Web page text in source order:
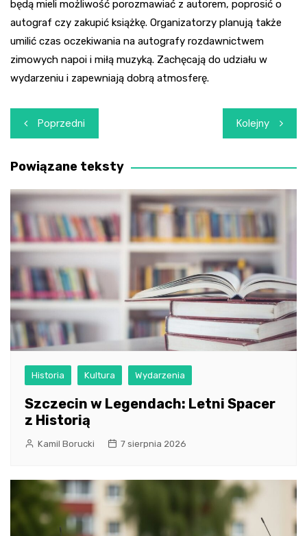
będą mieli możliwość porozmawiać z autorem, poprosić o
autograf czy zakupić książkę. Organizatorzy planują także
umilić czas oczekiwania na autografy rozdawnictwem
zimowych napoi i miłą muzyką. Zachęcają do udziału w
wydarzeniu i zapewniają dobrą atmosferę.
Nawigacja
wpisu
Poprzedni Kolejny
Powiązane teksty
Historia Kultura Wydarzenia
Szczecin w Legendach: Letni Spacer
z Historią
Kamil Borucki 7 sierpnia 2026